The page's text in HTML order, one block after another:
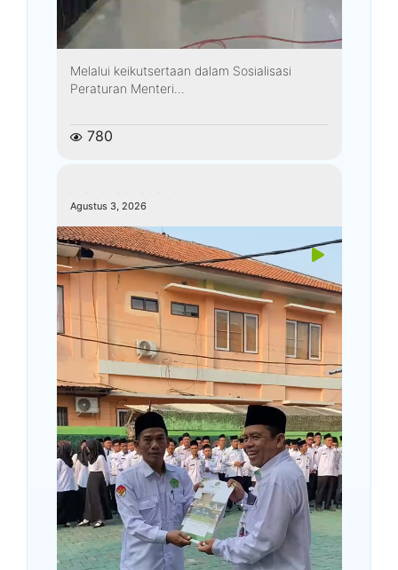
Melalui keikutsertaan dalam Sosialisasi
Peraturan Menteri...
780
Agustus 3, 2026